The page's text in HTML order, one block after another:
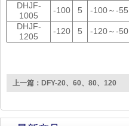
DHJF-
1005
-100 5 -100～-55
DHJF-
1205
-120 5 -120～-50
上一篇：DFY-20、60、80、120